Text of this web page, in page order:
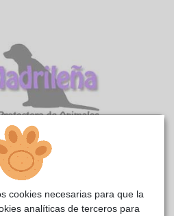
en el centro de acogida
cookies necesarias para que la
analíticas de terceros para